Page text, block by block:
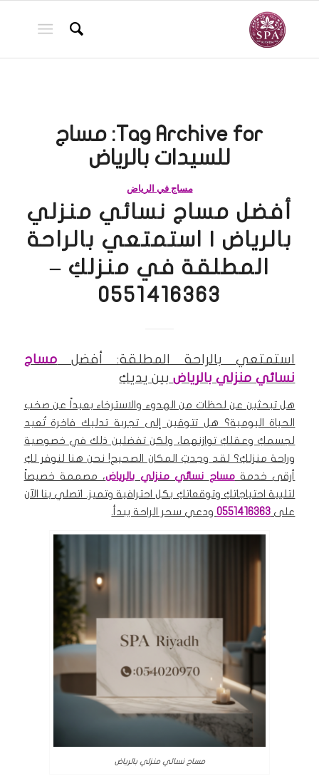
Tag Archive for: مساج
للسيدات بالرياض
مساج في الرياض
أفضل مساج نسائي منزلي
بالرياض | استمتعي بالراحة
المطلقة في منزلكِ –
0551416363
استمتعي بالراحة المطلقة: أفضل مساج
نسائي منزلي بالرياضبين يديكِ
هل تبحثين عن لحظات من الهدوء والاسترخاء بعيداً عن صخب
الحياة اليومية؟ هل تتوقين إلى تجربة تدليك فاخرة تُعيد
لجسمكِ وعقلكِ توازنهما، ولكن تفضلين ذلك في خصوصية
وراحة منزلكِ؟ لقد وجدتِ المكان الصحيح! نحن هنا لنوفر لكِ
أرقى خدمةمساج نسائي منزلي بالرياض، مصممة خصيصاً
لتلبية احتياجاتكِ وتوقعاتكِ بكل احترافية وتميز. اتصلي بنا الآن
على 0551416363ودعي سحر الراحة يبدأ.
مساج نسائي منزلي بالرياض